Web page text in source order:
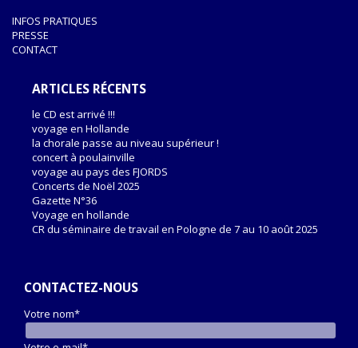
INFOS PRATIQUES
PRESSE
CONTACT
ARTICLES RÉCENTS
le CD est arrivé !!!
voyage en Hollande
la chorale passe au niveau supérieur !
concert à poulainville
voyage au pays des FJORDS
Concerts de Noël 2025
Gazette N°36
Voyage en hollande
CR du séminaire de travail en Pologne de 7 au 10 août 2025
CONTACTEZ-NOUS
Votre nom*